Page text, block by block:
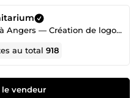
Graphiste freelance à Angers — Création de logo, identité visuelle
au total918
vendeur